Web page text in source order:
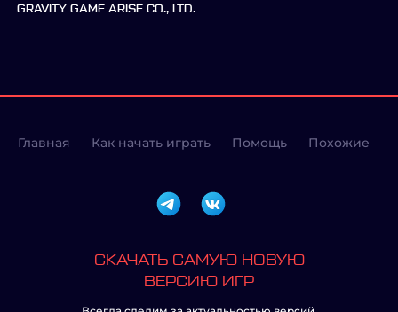
GRAVITY GAME ARISE CO., LTD.
Главная Как начать играть Помощь Похожие
СКАЧАТЬ САМУЮ НОВУЮ
ВЕРСИЮ ИГР